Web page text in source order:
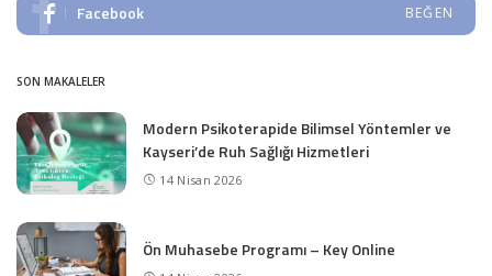
Facebook BEĞEN
SON MAKALELER
Modern Psikoterapide Bilimsel Yöntemler ve
Kayseri’de Ruh Sağlığı Hizmetleri
14 Nisan 2026
Ön Muhasebe Programı – Key Online